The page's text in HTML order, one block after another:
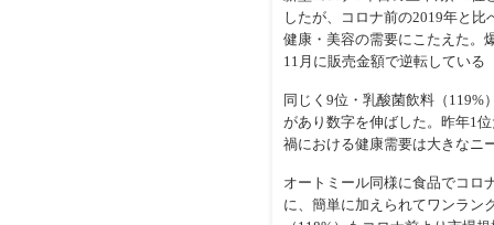
したが、コロナ前の2019年と
健康・美容の需要にこたえた。
11月に販売金額で逆転している
同じく9位・乳酸菌飲料（119%
があり数字を伸ばした。昨年1
禍における健康需要は大きなニ
オートミール同様に食品でコロ
に、簡単に加えられてワンラン